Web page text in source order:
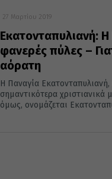
27 Μαρτίου 2019
Εκατονταπυλιανή: Η
φανερές πύλες –
αόρατη
Η Παναγία Εκατονταπυλιανή,
σημαντικότερα χριστιανικά
όμως, ονομάζεται